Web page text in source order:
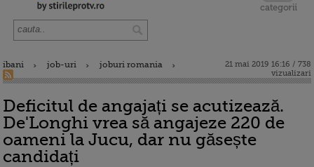
ibani job-uri joburi romania
21 mai 2019 16:16 / 738
vizualizari
Deficitul de angajați se acutizează.
De'Longhi vrea să angajeze 220 de
oameni la Jucu, dar nu găsește
candidați